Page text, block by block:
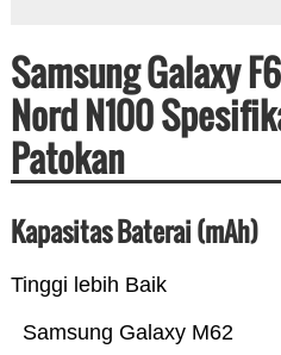
Samsung Galaxy
Nord N100
Patokan
Kapasitas Baterai (mAh)
Tinggi lebih Baik
Samsung Galaxy M62